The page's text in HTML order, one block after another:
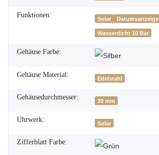
Funktionen: Solar Datumsanzeige
Wasserdicht 10 Bar
Gehäuse Farbe:
Gehäuse Material: Edelstahl
Gehäusedurchmesser: 39 mm
Uhrwerk: Solar
Zifferblatt Farbe: